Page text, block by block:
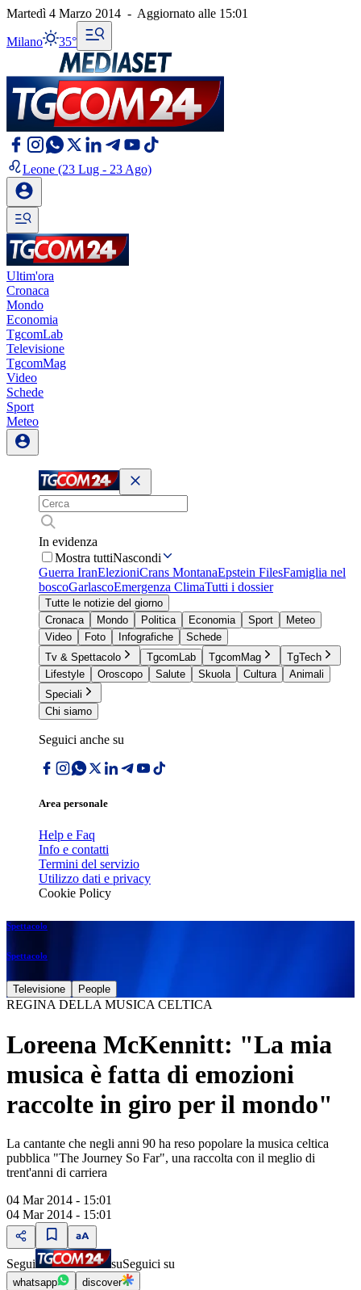
Martedì 4 Marzo 2014 - Aggiornato alle 15:01
Milano 35°
Leone (23 Lug - 23 Ago)
Ultim'ora
Cronaca
Mondo
Economia
TgcomLab
Televisione
TgcomMag
Video
Schede
Sport
Meteo
In evidenza
Mostra tuttiNascondi
Guerra IranElezioniCrans MontanaEpstein FilesFamiglia nel
boscoGarlascoEmergenza ClimaTutti i dossier
Tutte le notizie del giorno
Cronaca
Mondo Politica Economia Sport
Meteo
Video
Foto Infografiche
Schede
Tv & Spettacolo
TgcomLab TgcomMag
TgTech
Lifestyle
Oroscopo Salute Skuola Cultura
Animali
Speciali
Chi siamo
Seguici anche su
Area personale
Help e Faq
Info e contatti
Termini del servizio
Utilizzo dati e privacy
Cookie Policy
Spettacolo
Spettacolo
Televisione People
REGINA DELLA MUSICA CELTICA
Loreena McKennitt: "La mia
musica è fatta di emozioni
raccolte in giro per il mondo"
La cantante che negli anni 90 ha reso popolare la musica celtica
pubblica "The Journey So Far", una raccolta con il meglio di
trent'anni di carriera
04 Mar 2014 - 15:01
04 Mar 2014 - 15:01
Segui suSeguici su
whatsapp discover